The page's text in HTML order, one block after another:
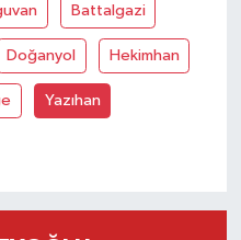
Battalgazi
Doğanyol Hekimhan
Yazıhan